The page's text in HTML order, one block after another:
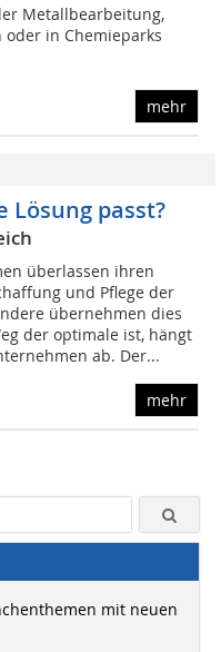
Metallbearbeitung,
in Chemieparks 
mehr
Lösung passt?
überlassen ihren
und Pflege der
übernehmen dies
der optimale ist, hängt
ab. Der...
mehr
mit neuen